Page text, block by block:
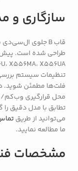
سازگاری و
طراحی شده است. پیش
تنظیمات سیستم
محل قرارگیری وب‌کم/
تطابق با مدل دقیق
می‌توانید از طریق
ما مطالعه نمایید.
مشخصات